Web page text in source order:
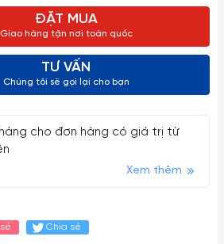
ĐẶT MUA
Giao hàng tận nơi toàn quốc
TƯ VẤN
Chúng tôi sẽ gọi lại cho bạn
cho đơn hàng có giá trị từ
Xem thêm
Chia sẻ